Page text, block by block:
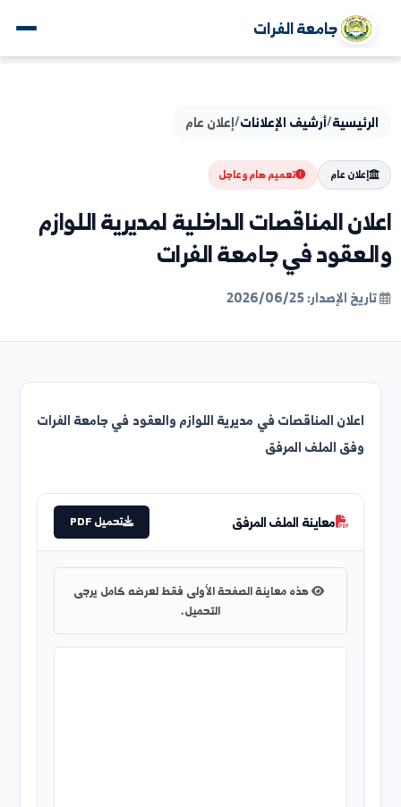
جامعة الفرات
/أرشيف الإعلانات / إعلان عام
عام تعميم هام وعاجل
المناقصات الداخلية لمديرية اللوازم
في جامعة الفرات
الملف المرفق
معاينة الملف المرفق
هذه معاينة الصفحة الأولى فقط لعرضه كامل يرجى